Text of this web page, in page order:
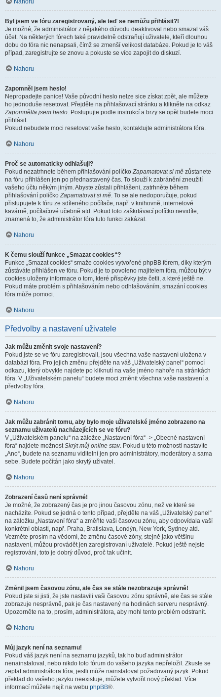
Nahoru
Byl jsem ve fóru zaregistrovaný, ale teď se nemůžu přihlásit?!
Je možné, že administrátor z nějakého důvodu deaktivoval nebo smazal váš
účet. Na některých fórech také pravidelně odstraňují uživatele, kteří dlouhou
dobu do fóra nic nenapsali, čímž se zmenší velikost databáze. Pokud je to váš
případ, zaregistrujte se znovu a pokuste se více zapojit do diskuzí.
Nahoru
Zapomněl jsem heslo!
Nepropadejte panice! Vaše původní heslo nelze sice získat zpět, ale můžete
ho jednoduše resetovat. Přejděte na přihlašovací stránku a klikněte na odkaz
Zapomněl/a jsem heslo. Postupujte podle instrukcí a brzy se opět budete moci
přihlásit.
Pokud nebudete moci resetovat vaše heslo, kontaktujte administrátora fóra.
Nahoru
Proč se automaticky odhlašuji?
Pokud nezatrhnete během přihlašování políčkoZapamatovat si mě zůstanete
na fóru přihlášen jen po přednastavený čas. To slouží k zabránění zneužití
vašeho účtu někým jiným. Abyste zůstali přihlášeni, zatrhněte během
přihlašování políčkoZapamatovat si mě. To se ale nedoporučuje, pokud
přistupujete k fóru ze sdíleného počítače, např. v knihovně, internetové
kavárně, počítačové učebně atd. Pokud toto zaškrtávací políčko nevidíte,
znamená to, že administrátor fóra tuto funkci zakázal.
Nahoru
K čemu slouží funkce „Smazat cookies“?
Funkce „Smazat cookies“ smaže cookies vytvořené phpBB fórem, díky kterým
zůstáváte přihlášen ve fóru. Pokud je to povoleno majitelem fóra, můžou být v
cookies uloženy informace o tom, které příspěvky jste četli, a které ještě ne.
Pokud máte problém s přihlašováním nebo odhlašováním, smazání cookies
fóra může pomoci.
Nahoru
Předvolby a nastavení uživatele
Jak můžu změnit svoje nastavení?
Pokud jste se ve fóru zaregistrovali, jsou všechna vaše nastavení uložena v
databázi fóra. Pro jejich změnu přejděte na váš „Uživatelský panel“ pomocí
odkazu, který obvykle najdete po kliknutí na vaše jméno nahoře na stránkách
fóra. V „Uživatelském panelu“ budete moci změnit všechna vaše nastavení a
předvolby fóra.
Nahoru
Jak můžu zabránit tomu, aby bylo moje uživatelské jméno zobrazeno na
seznamu uživatelů nacházejících se ve fóru?
V „Uživatelském panelu“ na záložce „Nastavení fóra“ -> „Obecné nastavení
fóra“ najdete možnostSkrýt můj online stav. Pokud u této možnosti nastavíte
„Ano“, budete na seznamu viditelní jen pro administrátory, moderátory a sama
sebe. Budete počítán jako skrytý uživatel.
Nahoru
Zobrazení časů není správné!
Je možné, že zobrazený čas je pro jinou časovou zónu, než ve které se
nacházíte. Pokud se jedná o tento případ, přejděte na váš „Uživatelský panel“
na záložku „Nastavení fóra“ a změňte vaši časovou zónu, aby odpovídala vaší
konkrétní oblasti, např. Praha, Bratislava, Londýn, New York, Sydney atd.
Vezměte prosím na vědomí, že změnu časové zóny, stejně jako většinu
nastavení, můžou provádět jen zaregistrovaní uživatelé. Pokud ještě nejste
registrováni, toto je dobrý důvod, proč tak učinit.
Nahoru
Změnil jsem časovou zónu, ale čas se stále nezobrazuje správně!
Pokud jste si jisti, že jste nastavili vaši časovou zónu správně, ale čas se stále
zobrazuje nesprávně, pak je čas nastavený na hodinách serveru nesprávný.
Upozorněte na to, prosím, administrátora, aby mohl tento problém odstranit.
Nahoru
Můj jazyk není na seznamu!
Pokud váš jazyk není na seznamu jazyků, tak ho buď administrátor
nenainstaloval, nebo nikdo toto fórum do vašeho jazyka nepřeložil. Zkuste se
zeptat administrátora fóra, jestli může nainstalovat požadovaný jazyk. Pokud
překlad do vašeho jazyku neexistuje, můžete vytvořit nový překlad. Více
informací můžete najít na webu phpBB®.